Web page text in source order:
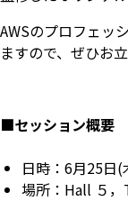
AWSのプロフェッ
ますので、ぜひお
■セッション概要
日時：6月25日
場所：Hall ５